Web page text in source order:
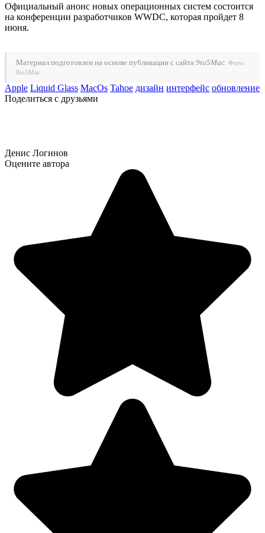
Официальный анонс новых операционных систем состоится
на конференции разработчиков WWDC, которая пройдет 8
июня.
Материал подготовлен на основе публикации с сайта 9to5Mac Фото:
9to5Mac
Apple Liquid Glass MacOs Tahoe дизайн интерфейс обновление
Поделиться с друзьями
Денис Логинов
Оцените автора